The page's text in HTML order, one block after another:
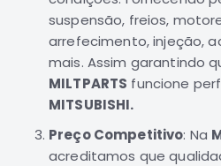
Motor
Freio
Filtros
suspensão, freios,
arrefecimento, injeção,
mais. Assim garantindo
MILTPARTS funcione
MITSUBISHI.
Preço Competitivo: Na
acreditamos que